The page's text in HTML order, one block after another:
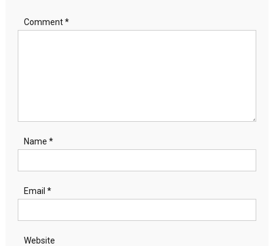
Comment*
Name *
Email *
Website